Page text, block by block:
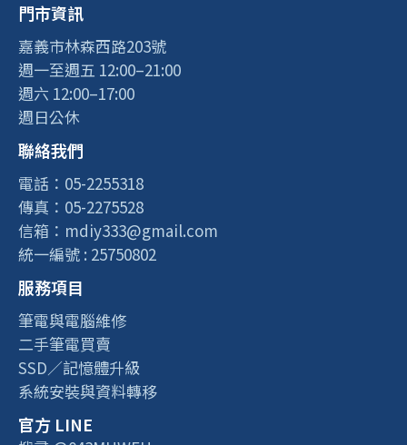
門市資訊
嘉義市林森西路203號
週一至週五 12:00–21:00
週六 12:00–17:00
週日公休
聯絡我們
電話：05-2255318
傳真：05-2275528
信箱：mdiy333@gmail.com
統一編號 : 25750802
服務項目
筆電與電腦維修
二手筆電買賣
SSD／記憶體升級
系統安裝與資料轉移
官方 LINE